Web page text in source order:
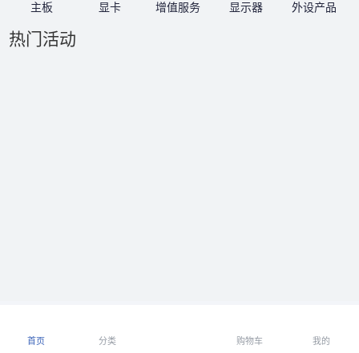
主板 显卡 增值服务 显示器 外设产品
热门活动
首页 分类 购物车 我的